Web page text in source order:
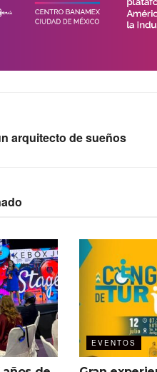
arquitecto de sueños
EVENTOS